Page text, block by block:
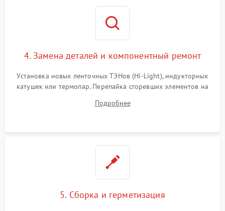
4. Замена деталей и компонентный ремонт
Установка новых ленточных ТЭНов (Hi-Light), индукторных
катушек или термопар. Перепайка сгоревших элементов на
дорожек. Очистка контактов и замена поврежденной
Подробнее
5. Сборка и герметизация